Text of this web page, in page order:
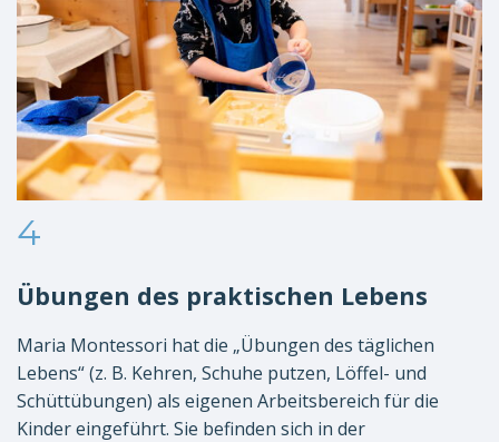
4
Übungen des praktischen Lebens
Maria Montessori hat die „Übungen des täglichen
Lebens“ (z. B. Kehren, Schuhe putzen, Löffel- und
Schüttübungen) als eigenen Arbeitsbereich für die
Kinder eingeführt. Sie befinden sich in der